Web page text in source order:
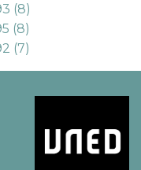
(8)
(8)
(7)